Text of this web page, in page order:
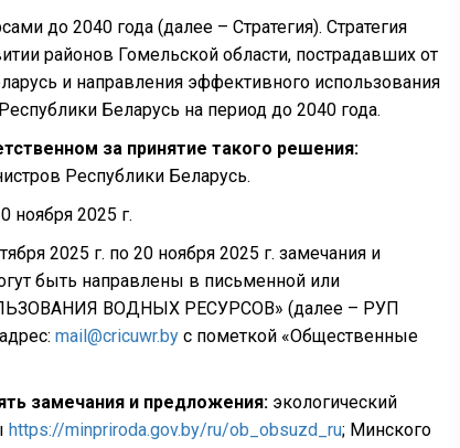
до 2040 года (далее – Стратегия). Стратегия
районов Гомельской области, пострадавших от
и направления эффективного использования
Беларусь на период до 2040 года.
за принятие такого решения:
Республики Беларусь.
ноября 2025 г.
2025 г. по 20 ноября 2025 г. замечания и
быть направлены в письменной или
ВОДНЫХ РЕСУРСОВ» (далее – РУП
mail@cricuwr.by с пометкой «Общественные
замечания и предложения: экологический
https://minpriroda.gov.by/ru/ob_obsuzd_ru; Минского